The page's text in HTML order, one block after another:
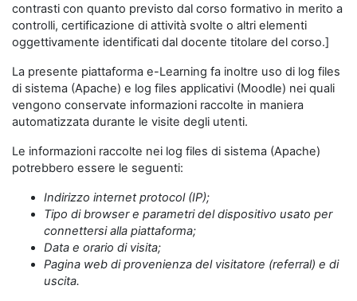
contrasti con quanto previsto dal corso formativo in merito a
controlli, certificazione di attività svolte o altri elementi
oggettivamente identificati dal docente titolare del corso.]
La presente piattaforma e-Learning fa inoltre uso di log files
di sistema (Apache) e log files applicativi (Moodle) nei quali
vengono conservate informazioni raccolte in maniera
automatizzata durante le visite degli utenti.
Le informazioni raccolte nei log files di sistema (Apache)
potrebbero essere le seguenti:
Indirizzo internet protocol (IP);
Tipo di browser e parametri del dispositivo usato per
connettersi alla piattaforma;
Data e orario di visita;
Pagina web di provenienza del visitatore (referral) e di
uscita.